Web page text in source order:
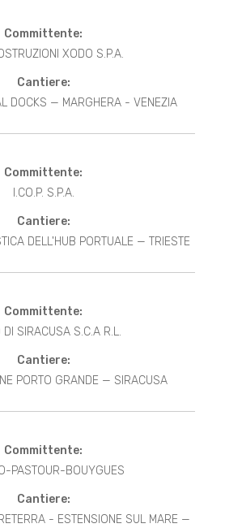
Committente:
XODO S.P.A.
Cantiere:
DOCKS — MARGHERA - VENEZIA
Committente:
I.CO.P. S.P.A.
Cantiere:
DELL'HUB PORTUALE — TRIESTE
Committente:
DI SIRACUSA S.C.A R.L.
Cantiere:
PORTO GRANDE — SIRACUSA
Committente:
PASTOUR-BOUYGUES
Cantiere:
- ESTENSIONE SUL MARE —